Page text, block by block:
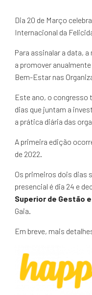
Dia 20 de Março
Internacional da
Para assinalar a data,
a promover
Bem-Estar nas
Este ano, o congresso
dias que juntam a
a prática diária das
A primeira edição
de 2022.
Os primeiros dois dias
presencial é dia 24 e
Superior de Gestão
Gaia.
Em breve, mais